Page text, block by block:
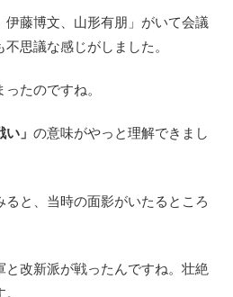
藤博文、山形有朋」がいて会議
思議な感じがしました。
たのですね。
」 の意味がやっと理解できまし
と、当時の面影がいたるところ
改新派が戦ったんですね。壮絶